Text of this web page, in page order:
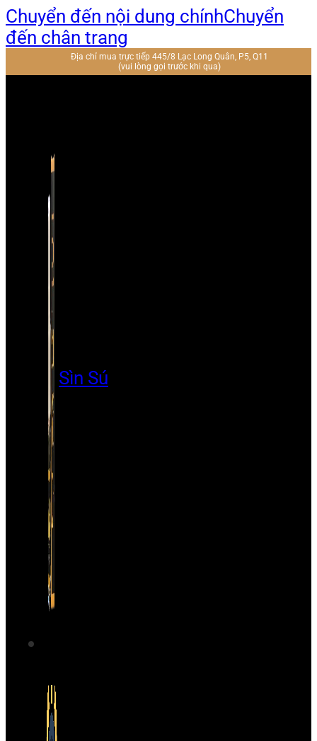
Chuyển đến nội dung chínhChuyển
đến chân trang
Địa chỉ mua trực tiếp 445/8 Lạc Long Quân, P5, Q11
(vui lòng gọi trước khi qua)
Sìn Sú